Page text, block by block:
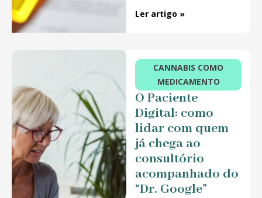
Ler artigo »
CANNABIS COMO
MEDICAMENTO
O Paciente
Digital: como
lidar com quem
já chega ao
consultório
acompanhado do
“Dr. Google”